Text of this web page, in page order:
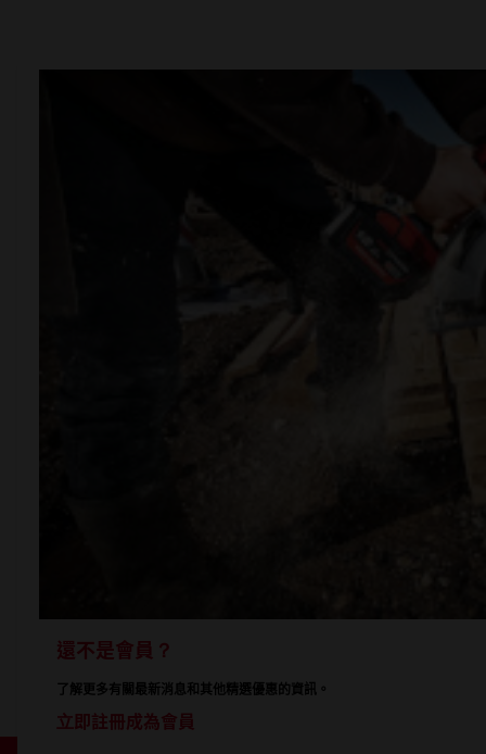
還不是會員？
了解更多有關最新消息和其他精選優惠的資訊。
立即註冊成為會員